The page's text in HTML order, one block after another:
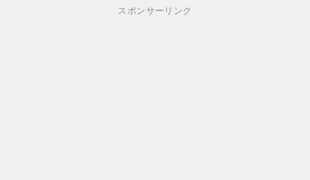
スポンサーリンク